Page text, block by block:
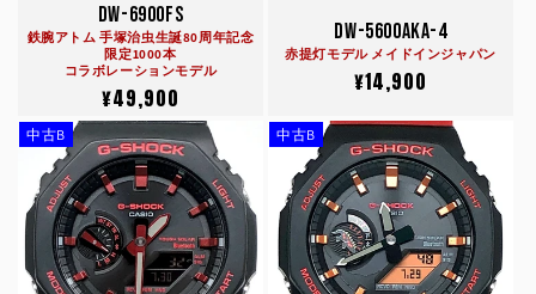
DW-6900FS
鉄腕アトム 手塚治虫生誕80周年記念
限定1000本
コラボレーションモデル
通
常
価
格
¥49,900
DW-5600AKA-4
赤提灯モデル メイドインジャパン
通
価
格
¥14,900
中古B 中古B